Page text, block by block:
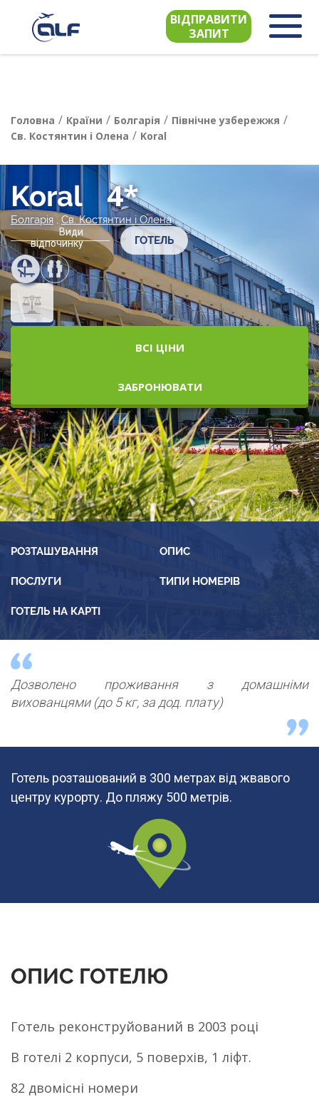
ВІДПРАВИТИ
ЗАПИТ
Головна / Країни / Болгарія / Північне узбережжя /
Св. Костянтин і Олена / Koral
РОЗТАШУВАННЯ ОПИС
ПОСЛУГИ ТИПИ НОМЕРІВ
ГОТЕЛЬ НА КАРТІ
Koral 4*
Болгарія , Св. Костянтин і Олена
Види
відпочинку
ГОТЕЛЬ
ВСІ ЦІНИ
ЗАБРОНЮВАТИ
Дозволено проживання з домашніми
вихованцями (до 5 кг, за дод. плату)
Готель розташований в 300 метрах від жвавого
центру курорту. До пляжу 500 метрів.
ОПИС ГОТЕЛЮ
Готель реконструйований в 2003 році
В готелі 2 корпуси, 5 поверхів, 1 ліфт.
82 двомісні номери